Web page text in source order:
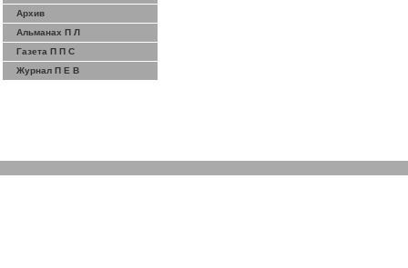
Архив
Альманах П Л
Газета П П С
Журнал П Е В